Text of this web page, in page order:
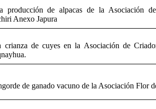
producción de alpacas de la Asociación
Anexo Japura
crianza de cuyes en la Asociación de
de ganado vacuno de la Asociación Flor